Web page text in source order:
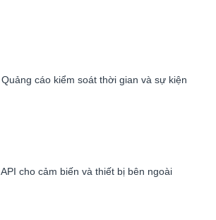
Quảng cáo kiểm soát thời gian và sự kiện
API cho cảm biến và thiết bị bên ngoài